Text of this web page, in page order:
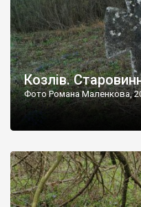
Козлів.
Фото Романа Маленкова,